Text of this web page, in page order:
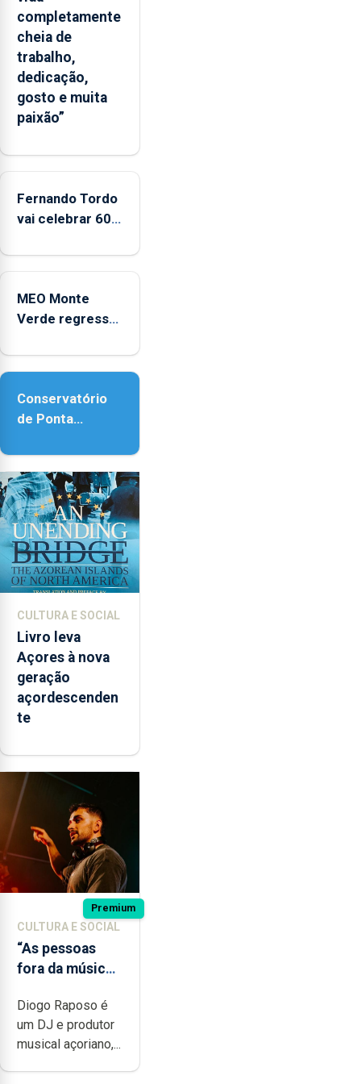
apresenta
um
“decréscimo
significativo”
da
CPUE
entre
e
completamente
cheia de
trabalho,
dedicação,
gosto e muita
paixão”
Fernando Tordo
vai celebrar 60
no Coliseu
MEO Monte
Verde regressa
acessibilidade
Conservatório
de Ponta
contar com
novos
instrumentos
CULTURA E SOCIAL
Livro leva
Açores à nova
geração
açordescenden
te
Premium
CULTURA E SOCIAL
“As pessoas
fora da música
noção do quão
difícil é
produzir uma
música”
Diogo Raposo é
um DJ e produtor
musical açoriano,...